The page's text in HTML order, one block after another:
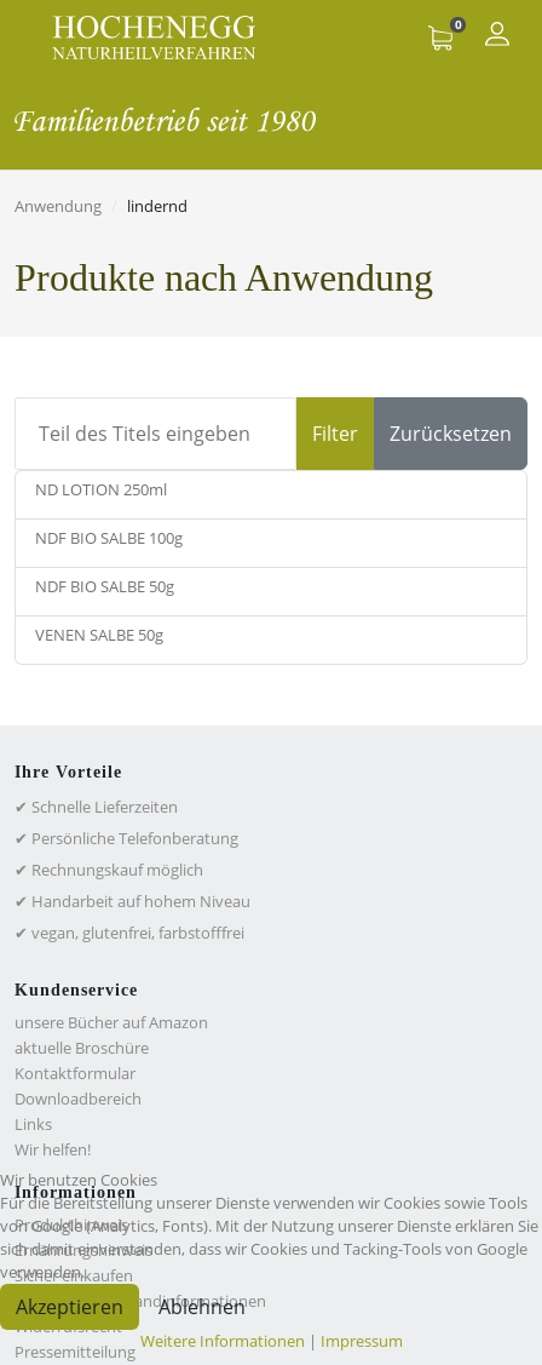
0
Anwendung lindernd
Produkte nach Anwendung
Filter Zurücksetzen
ND LOTION 250ml
NDF BIO SALBE 100g
NDF BIO SALBE 50g
VENEN SALBE 50g
Ihre Vorteile
✔ Schnelle Lieferzeiten
✔ Persönliche Telefonberatung
✔ Rechnungskauf möglich
✔ Handarbeit auf hohem Niveau
✔ vegan, glutenfrei, farbstofffrei
Kundenservice
unsere Bücher auf Amazon
aktuelle Broschüre
Kontaktformular
Downloadbereich
Links
Wir helfen!
Informationen
Produkthinweis
Ernährungshinweis
Sicher einkaufen
Bestell- und Versandinformationen
Widerrufsrecht
Pressemitteilung
Wir benutzen Cookies
Für die Bereitstellung unserer Dienste verwenden wir Cookies sowie Tools
von Google (Analytics, Fonts). Mit der Nutzung unserer Dienste erklären Sie
sich damit einverstanden, dass wir Cookies und Tacking-Tools von Google
verwenden.
Akzeptieren Ablehnen
Weitere Informationen | Impressum